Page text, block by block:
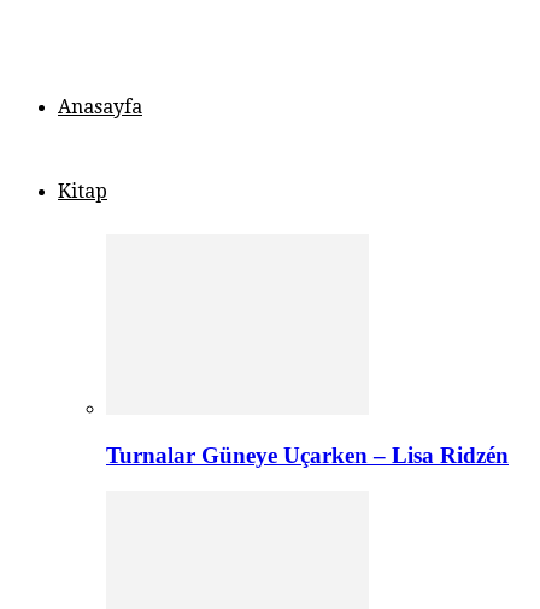
Anasayfa
Kitap
Turnalar Güneye Uçarken – Lisa Ridzén